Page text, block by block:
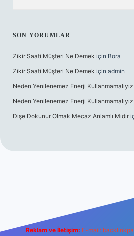
SON YORUMLAR
Zikir Saati Müşteri Ne Demek için Bora
Zikir Saati Müşteri Ne Demek için admin
Neden Yenilenemez Enerji Kullanmamalıyız
Neden Yenilenemez Enerji Kullanmamalıyız
Dişe Dokunur Olmak Mecaz Anlamlı Mıdır
Reklam ve İletişim: E-mail: